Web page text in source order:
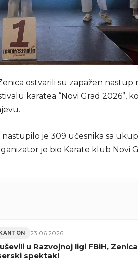
ostvarili su zapažen nastup
karatea “Novi Grad 2026”,
je 309 učesnika sa
je bio Karate klub Novi
23.06.2026
u Razvojnoj ligi FBiH, Zenica
spektakl